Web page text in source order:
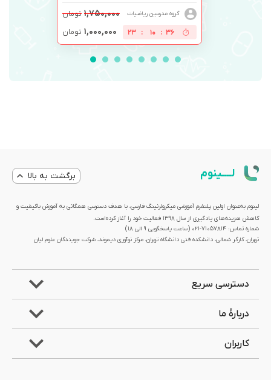
گروه مدرسین ریاضیات ۱,۷۵۰,۰۰۰ تومان
35
:
10
:
23 ۱,۰۰۰,۰۰۰ تومان
لــــینوم برگشت به بالا
لینوم به‌عنوان اولین پلتفرم آموزشی میکرولرنینگ فارسی، با هدف دسترسی همگانی به آموزش باکیفیت و
کاهش هزینه‌های یادگیری از سال 1398 فعالیت خود را آغاز کرده‌است.
شماره تماس: 71057814-021 (ساعت پاسخگویی ۹ الی ۱۸)
تهران، کارگر شمالی، دانشکده فنی دانشگاه تهران، مرکز نوآوری دیموند، شرکت جویندگان علوم لیان
دسترسی سریع
دربارۀ ما
کاربران